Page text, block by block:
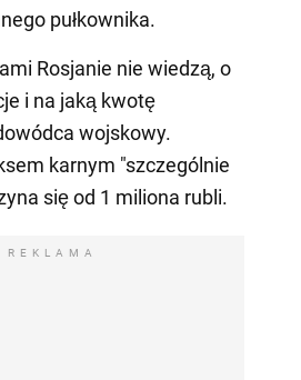
pułkownika.
Rosjanie nie wiedzą, o
i na jaką kwotę
wojskowy.
karnym "szczególnie
się od 1 miliona rubli.
REKLAMA